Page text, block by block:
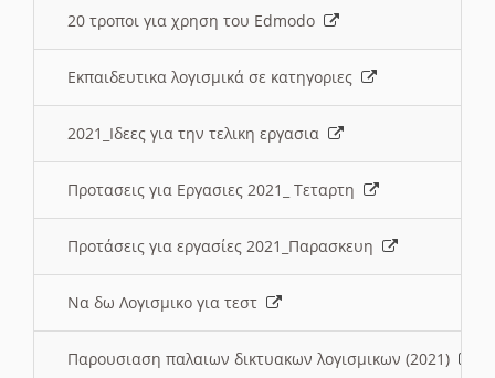
20 τροποι για χρηση του Edmodo
Εκπαιδευτικα λογισμικά σε κατηγοριες
2021_Ιδεες για την τελικη εργασια
Προτασεις για Εργασιες 2021_ Τεταρτη
Προτάσεις για εργασίες 2021_Παρασκευη
Να δω Λογισμικο για τεστ
Παρουσιαση παλαιων δικτυακων λογισμικων (2021)